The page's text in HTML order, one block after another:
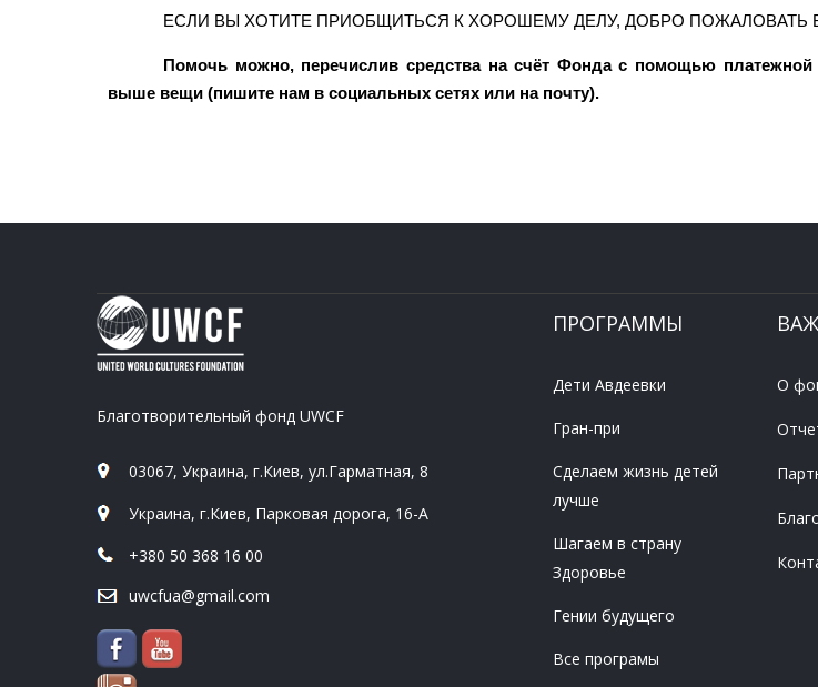
ЕСЛИ ВЫ ХОТИТЕ ПРИОБЩИТЬСЯ К ХОРОШЕМУ ДЕЛУ, ДОБРО ПОЖАЛОВАТЬ
Помочь можно, перечислив средства на счёт Фонда с помощью
выше вещи (пишите нам в социальных сетях или на почту).
Благотворительный фонд UWCF
03067, Украина, г.Киев, ул.Гарматная, 8
Украина, г.Киев, Парковая дорога, 16-А
+380 50 368 16 00
uwcfua@gmail.com
ПРОГРАММЫ
Дети Авдеевки
Гран-при
Сделаем жизнь детей
лучше
Шагаем в страну
Здоровье
Гении будущего
Все програмы
О